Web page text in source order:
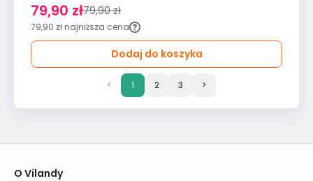
79,90 zł79,90 zł
79,90 zł najniższa cena
Dodaj do koszyka
< 1 2 3 >
O Vilandy